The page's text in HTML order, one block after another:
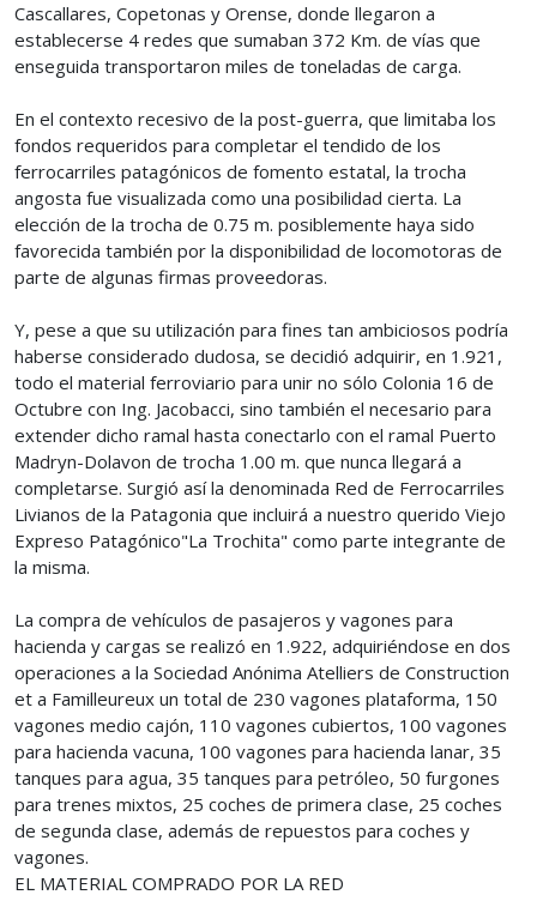
Cascallares, Copetonas y Orense, donde llegaron a
establecerse 4 redes que sumaban 372 Km. de vías que
enseguida transportaron miles de toneladas de carga.
En el contexto recesivo de la post-guerra, que limitaba los
fondos requeridos para completar el tendido de los
ferrocarriles patagónicos de fomento estatal, la trocha
angosta fue visualizada como una posibilidad cierta. La
elección de la trocha de 0.75 m. posiblemente haya sido
favorecida también por la disponibilidad de locomotoras de
parte de algunas firmas proveedoras.
Y, pese a que su utilización para fines tan ambiciosos podría
haberse considerado dudosa, se decidió adquirir, en 1.921,
todo el material ferroviario para unir no sólo Colonia 16 de
Octubre con Ing. Jacobacci, sino también el necesario para
extender dicho ramal hasta conectarlo con el ramal Puerto
Madryn-Dolavon de trocha 1.00 m. que nunca llegará a
completarse. Surgió así la denominada Red de Ferrocarriles
Livianos de la Patagonia que incluirá a nuestro querido Viejo
Expreso Patagónico"La Trochita" como parte integrante de
la misma.
La compra de vehículos de pasajeros y vagones para
hacienda y cargas se realizó en 1.922, adquiriéndose en dos
operaciones a la Sociedad Anónima Atelliers de Construction
et a Familleureux un total de 230 vagones plataforma, 150
vagones medio cajón, 110 vagones cubiertos, 100 vagones
para hacienda vacuna, 100 vagones para hacienda lanar, 35
tanques para agua, 35 tanques para petróleo, 50 furgones
para trenes mixtos, 25 coches de primera clase, 25 coches
de segunda clase, además de repuestos para coches y
vagones.
EL MATERIAL COMPRADO POR LA RED